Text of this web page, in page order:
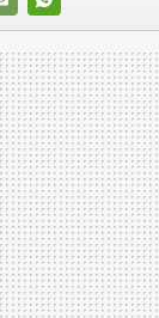
WHATSAPP